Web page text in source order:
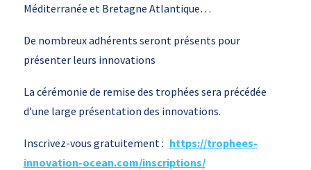
Méditerranée et Bretagne Atlantique…
De nombreux adhérents seront présents pour
présenter leurs innovations
La cérémonie de remise des trophées sera précédée
d’une large présentation des innovations.
Inscrivez-vous gratuitement : https://trophees-
innovation-ocean.com/inscriptions/